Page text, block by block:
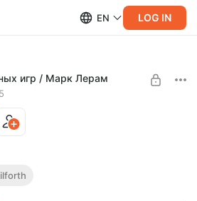
EN LOG IN
игр / Марк Лерам
одна из лучших